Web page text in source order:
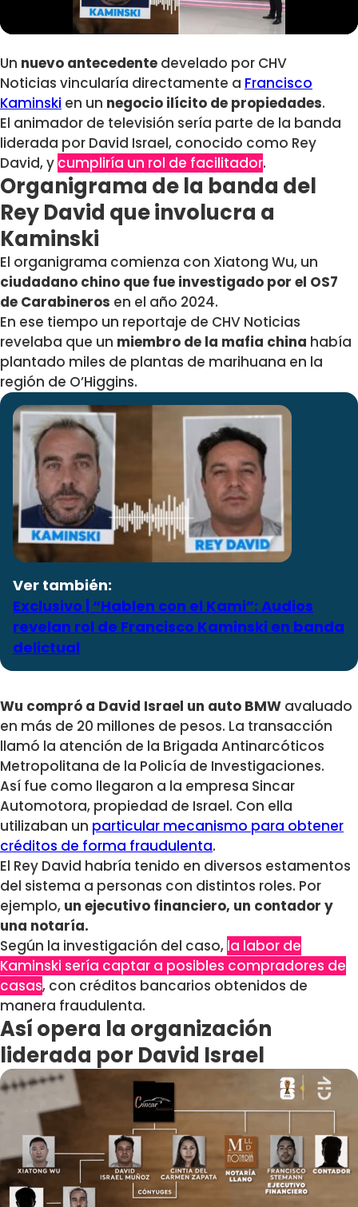
Un nuevo antecedente develado por CHV
Noticias vincularía directamente a Francisco
Kaminski en un negocio ilícito de propiedades.
El animador de televisión sería parte de la banda
liderada por David Israel, conocido como Rey
David, y cumpliría un rol de facilitador.
Organigrama de la banda del
Rey David que involucra a
Kaminski
El organigrama comienza con Xiatong Wu, un
ciudadano chino que fue investigado por el OS7
de Carabineros en el año 2024.
En ese tiempo un reportaje de CHV Noticias
revelaba que un miembro de la mafia china había
plantado miles de plantas de marihuana en la
región de O’Higgins.
Ver también:
Exclusivo | “Hablen con el Kami”: Audios
revelan rol de Francisco Kaminski en banda
delictual
Wu compró a David Israel un auto BMW avaluado
en más de 20 millones de pesos. La transacción
llamó la atención de la Brigada Antinarcóticos
Metropolitana de la Policía de Investigaciones.
Así fue como llegaron a la empresa Sincar
Automotora, propiedad de Israel. Con ella
utilizaban un particular mecanismo para obtener
créditos de forma fraudulenta.
El Rey David habría tenido en diversos estamentos
del sistema a personas con distintos roles. Por
ejemplo, un ejecutivo financiero, un contador y
una notaría.
Según la investigación del caso, la labor de
Kaminski sería captar a posibles compradores de
casas, con créditos bancarios obtenidos de
manera fraudulenta.
Así opera la organización
liderada por David Israel